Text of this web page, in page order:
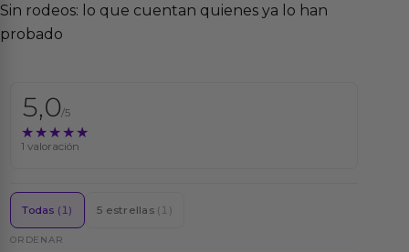
Sin rodeos: lo que cuentan quienes ya lo han
probado
5,0/5
★★★★★
★★★★★
1 valoración
Todas (1) 5 estrellas (1)
ORDENAR